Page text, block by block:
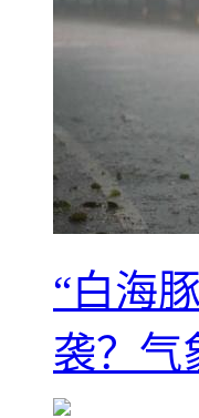
“白海
袭？气